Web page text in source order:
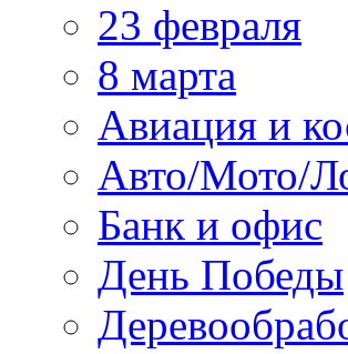
23 февраля
8 марта
Авиация и
Авто/Мото/
Банк и офис
День Победы